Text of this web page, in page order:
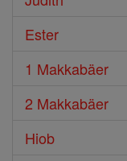
Ester
1 Makkabäer
2 Makkabäer
Hiob